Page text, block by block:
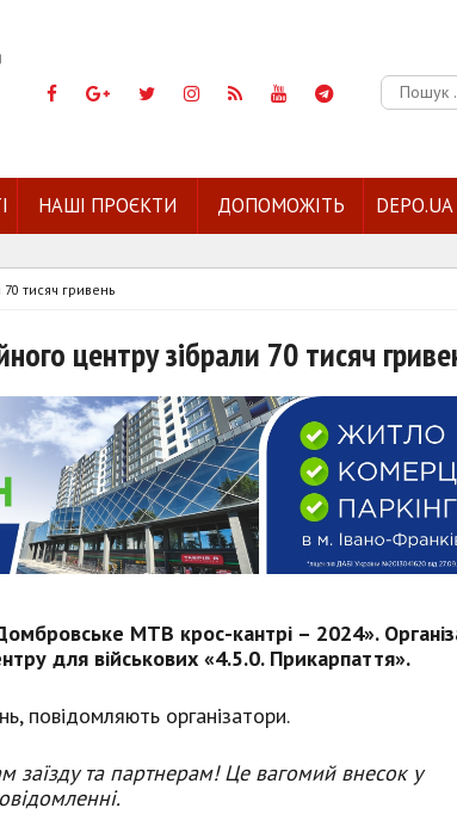
Пошук:
НАШІ ПРОЄКТИ ДОПОМОЖІТЬ DEPO.UA
70 тисяч гривень
центру зібрали 70 тисяч
МТВ крос-кантрі – 2024».
для військових «4.5.0. Прикарпаття».
повідомляють організатори.
заїзду та партнерам! Це вагомий внесок у